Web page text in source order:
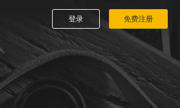
登录 免费注册